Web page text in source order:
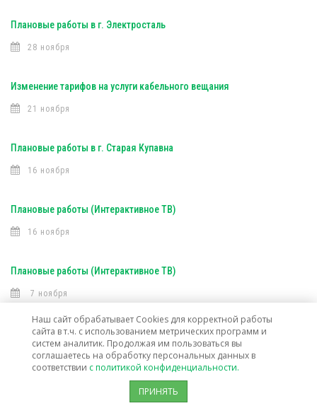
Плановые работы в г. Электросталь
28 ноября
Изменение тарифов на услуги кабельного вещания
21 ноября
Плановые работы в г. Старая Купавна
16 ноября
Плановые работы (Интерактивное ТВ)
16 ноября
Плановые работы (Интерактивное ТВ)
7 ноября
Открыта техническая возможность подключения услуг связи в г. о.
Лосино-Петровский
Наш сайт обрабатывает Cookies для корректной работы
сайта в т.ч. с использованием метрических программ и
систем аналитик. Продолжая им пользоваться вы
соглашаетесь на обработку персональных данных в
соответствии с политикой конфиденциальности.
ПРИНЯТЬ